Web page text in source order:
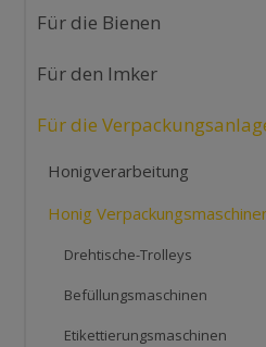
Für die Bienen
Für den Imker
Für die
Honigverarbeitung
Honig
Drehtische-Trolleys
Befüllungsmaschinen
Etikettierungsmaschinen